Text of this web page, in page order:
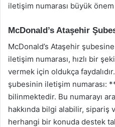
iletişim numarası büyük önem
McDonald’s Ataşehir
McDonald’s Ataşehir
iletişim numarası, hızlı bir
vermek için oldukça
şubesinin iletişim numarası:
bilinmektedir. Bu numarayı
hakkında bilgi alabilir,
herhangi bir konuda destek